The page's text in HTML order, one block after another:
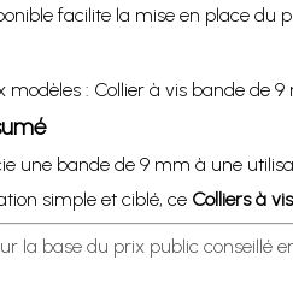
facilite la mise en place du
modèles : Collier à vis bande
une bande de 9 mm à une
simple et ciblé, ce Colliers à vis
la base du prix public conseillé